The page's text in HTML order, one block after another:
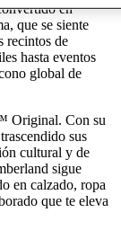
en
que se siente
recintos de
hasta eventos
global de
Original. Con su
sus
cultural y de
sigue
en calzado, ropa
que te eleva